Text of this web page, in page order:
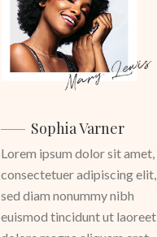
Sophia Varner
Lorem ipsum dolor sit amet,
consectetuer adipiscing elit,
sed diam nonummy nibh
euismod tincidunt ut laoreet